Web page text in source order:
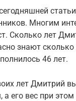
Многим
Сколько лет
знают
46 лет.
лет Дмитрий
а его вес при